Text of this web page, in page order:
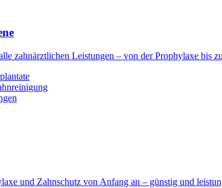
zahnärztlichen Leistungen – von der Prophylaxe bis
und Zahnschutz von Anfang an – günstig und